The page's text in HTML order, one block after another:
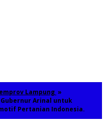
Lampung »
Arinal untuk
Pertanian Indonesia.